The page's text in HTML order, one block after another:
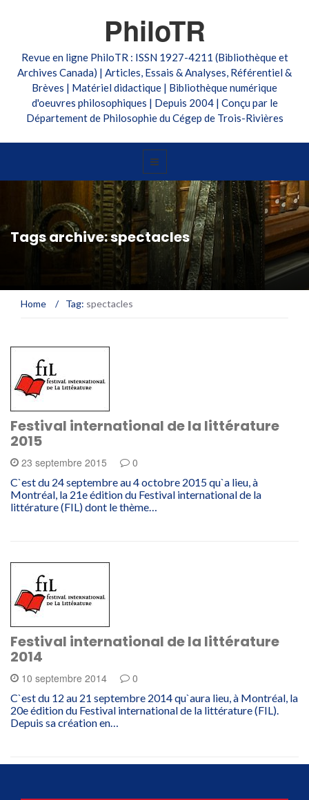
PhiloTR
Revue en ligne PhiloTR : ISSN 1927-4211 (Bibliothèque et
Archives Canada) | Articles, Essais & Analyses, Référentiel &
Brèves | Matériel didactique | Bibliothèque numérique
d'oeuvres philosophiques | Depuis 2004 | Conçu par le
Département de Philosophie du Cégep de Trois-Rivières
Tags archive: spectacles
Home / Tag: spectacles
Festival international de la littérature
2015
23 septembre 2015 0
C`est du 24 septembre au 4 octobre 2015 qu`a lieu, à
Montréal, la 21e édition du Festival international de la
littérature (FIL) dont le thème…
Festival international de la littérature
2014
10 septembre 2014 0
C`est du 12 au 21 septembre 2014 qu`aura lieu, à Montréal, la
20e édition du Festival international de la littérature (FIL).
Depuis sa création en…